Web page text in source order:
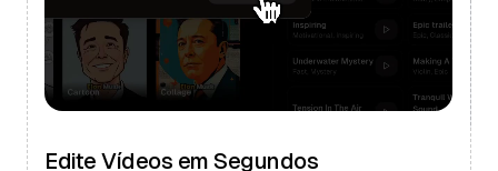
Edite Vídeos em Segundos